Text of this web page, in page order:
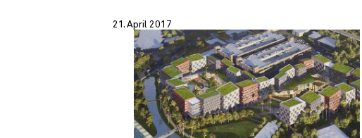
21. April 2017